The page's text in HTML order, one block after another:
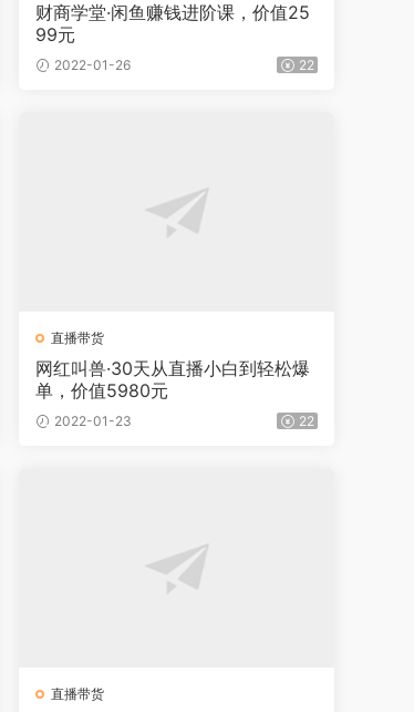
财商学堂·闲鱼赚钱进阶课，价值25
99元
2022-01-26 22
直播带货
网红叫兽·30天从直播小白到轻松爆
单，价值5980元
2022-01-23 22
直播带货